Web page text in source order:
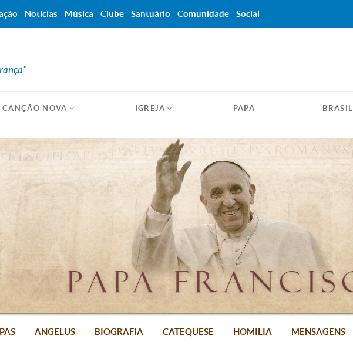
CANÇÃO NOVA IGREJA PAPA BRASIL
ANGELUS BIOGRAFIA CATEQUESE HOMILIA MENSAGENS
Notícias Música Clube Santuário Comunidade Social